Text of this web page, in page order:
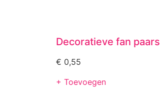
Decoratieve fan paars
€ 0,55
+ Toevoegen